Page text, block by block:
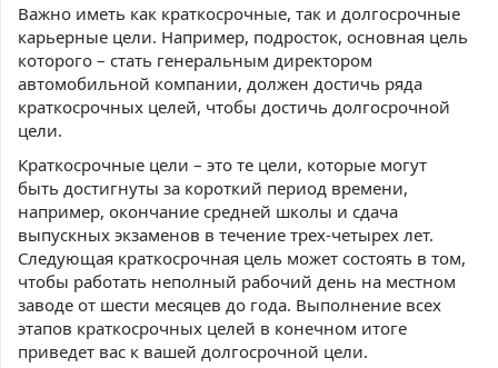
Важно иметь как краткосрочные, так и долгосрочные
карьерные цели. Например, подросток, основная цель
которого – стать генеральным директором
автомобильной компании, должен достичь ряда
краткосрочных целей, чтобы достичь долгосрочной
цели.
Краткосрочные цели – это те цели, которые могут
быть достигнуты за короткий период времени,
например, окончание средней школы и сдача
выпускных экзаменов в течение трех-четырех лет.
Следующая краткосрочная цель может состоять в том,
чтобы работать неполный рабочий день на местном
заводе от шести месяцев до года. Выполнение всех
этапов краткосрочных целей в конечном итоге
приведет вас к вашей долгосрочной цели.